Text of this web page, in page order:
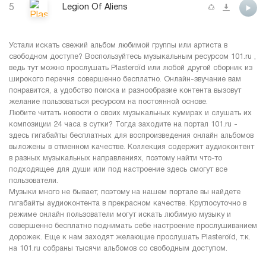
5 Legion Of Aliens
Устали искать свежий альбом любимой группы или артиста в
свободном доступе? Воспользуйтесь музыкальным ресурсом 101.ru ,
ведь тут можно прослушать Plasteroïd или любой другой сборник из
широкого перечня совершенно бесплатно. Онлайн-звучание вам
понравится, а удобство поиска и разнообразие контента вызовут
желание пользоваться ресурсом на постоянной основе.
Любите читать новости о своих музыкальных кумирах и слушать их
композиции 24 часа в сутки? Тогда заходите на портал 101.ru -
здесь гигабайты бесплатных для воспроизведения онлайн альбомов
выложены в отменном качестве. Коллекция содержит аудиоконтент
в разных музыкальных направлениях, поэтому найти что-то
подходящее для души или под настроение здесь смогут все
пользователи.
Музыки много не бывает, поэтому на нашем портале вы найдете
гигабайты аудиоконтента в прекрасном качестве. Круглосуточно в
режиме онлайн пользователи могут искать любимую музыку и
совершенно бесплатно поднимать себе настроение прослушиванием
дорожек. Еще к нам заходят желающие прослушать Plasteroïd, т.к.
на 101.ru собраны тысячи альбомов со свободным доступом.